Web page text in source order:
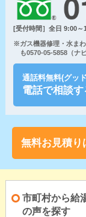
[受付時間］全日 9:00～
※ガス機器修理・水ま
も0570-05-5858（ナ
通話料無料(グッ
電話で相談す
無料お見積り
市町村から給
の声を探す